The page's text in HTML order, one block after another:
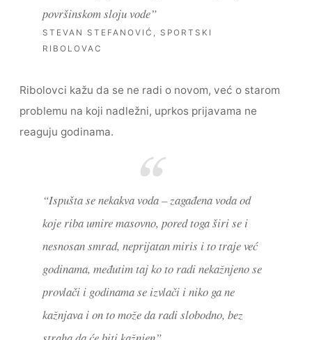
površinskom sloju vode”
STEVAN STEFANOVIĆ, SPORTSKI
RIBOLOVAC
Ribolovci kažu da se ne radi o novom, već o starom
problemu na koji nadležni, uprkos prijavama ne
reaguju godinama.
“Ispušta se nekakva voda – zagađena voda od
koje riba umire masovno, pored toga širi se i
nesnosan smrad, neprijatan miris i to traje već
godinama, međutim taj ko to radi nekažnjeno se
provlači i godinama se izvlači i niko ga ne
kažnjava i on to može da radi slobodno, bez